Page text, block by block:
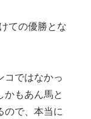
ての優勝とな
コではなかっ
かもあん馬と
ので、本当に